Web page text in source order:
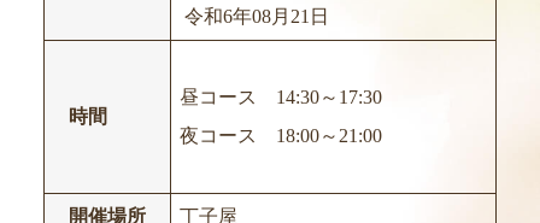
令和6年08月21日
時間
昼コース 14:30～17:30
夜コース 18:00～21:00
開催場所
丁子屋